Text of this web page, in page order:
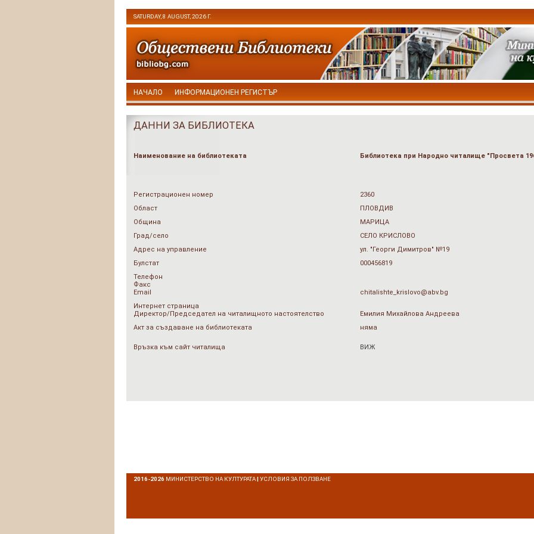
SATURDAY, 8 AUGUST, 2026 Г.
НАЧАЛО ИНФОРМАЦИОНЕН РЕГИСТЪР
ДАННИ ЗА БИБЛИОТЕКА
Наименование на библиотеката Библиотека при Народно читалище "Просвета
Регистрационен номер
2360
Област
ПЛОВДИВ
Община
МАРИЦА
Град/село
СЕЛО КРИСЛОВО
Адрес на управление
ул. "Георги Димитров" №19
Булстат
000456819
Телефон
Факс
Email
chitalishte_krislovo@abv.bg
Интернет страница
Директор/Председател на читалищното настоятелство
Емилия Михайлова Андреева
Акт за създаване на библиотеката
няма
Връзка към сайт читалища ВИЖ
2016-2026 МИНИСТЕРСТВО НА КУЛТУРАТА|УСЛОВИЯ ЗА ПОЛЗВАНЕ